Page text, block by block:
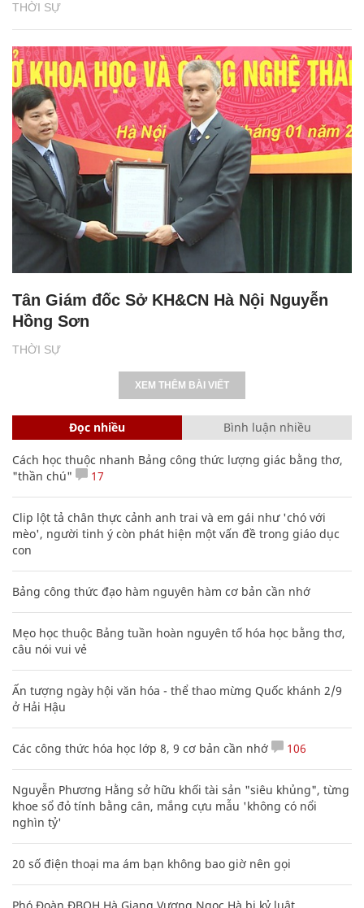
THỜI SỰ
THỜI SỰ
Tân Giám đốc Sở KH&CN Hà Nội Nguyễn
Hồng Sơn
XEM THÊM BÀI VIẾT
Đọc nhiều Bình luận nhiều
Cách học thuộc nhanh Bảng công thức lượng giác bằng thơ,
"thần chú"
17
Clip lột tả chân thực cảnh anh trai và em gái như 'chó với
mèo', người tinh ý còn phát hiện một vấn đề trong giáo dục
con
Bảng công thức đạo hàm nguyên hàm cơ bản cần nhớ
Mẹo học thuộc Bảng tuần hoàn nguyên tố hóa học bằng thơ,
câu nói vui vẻ
Ấn tượng ngày hội văn hóa - thể thao mừng Quốc khánh 2/9
ở Hải Hậu
Các công thức hóa học lớp 8, 9 cơ bản cần nhớ 106
Nguyễn Phương Hằng sở hữu khối tài sản "siêu khủng", từng
khoe sổ đỏ tính bằng cân, mắng cựu mẫu 'không có nổi
nghìn tỷ'
20 số điện thoại ma ám bạn không bao giờ nên gọi
Phó Đoàn ĐBQH Hà Giang Vương Ngọc Hà bị kỷ luật